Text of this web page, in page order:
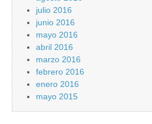
julio 2016
junio 2016
mayo 2016
abril 2016
marzo 2016
febrero 2016
enero 2016
mayo 2015